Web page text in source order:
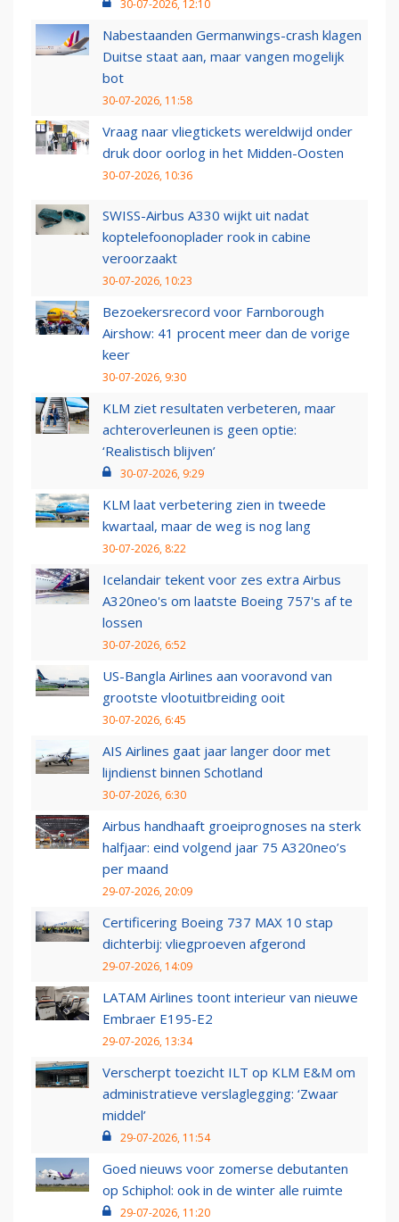
30-07-2026, 12:10
Nabestaanden Germanwings-crash klagen
Duitse staat aan, maar vangen mogelijk
bot
30-07-2026, 11:58
Vraag naar vliegtickets wereldwijd onder
druk door oorlog in het Midden-Oosten
30-07-2026, 10:36
SWISS-Airbus A330 wijkt uit nadat
koptelefoonoplader rook in cabine
veroorzaakt
30-07-2026, 10:23
Bezoekersrecord voor Farnborough
Airshow: 41 procent meer dan de vorige
keer
30-07-2026, 9:30
KLM ziet resultaten verbeteren, maar
achteroverleunen is geen optie:
‘Realistisch blijven’
30-07-2026, 9:29
KLM laat verbetering zien in tweede
kwartaal, maar de weg is nog lang
30-07-2026, 8:22
Icelandair tekent voor zes extra Airbus
A320neo's om laatste Boeing 757's af te
lossen
30-07-2026, 6:52
US-Bangla Airlines aan vooravond van
grootste vlootuitbreiding ooit
30-07-2026, 6:45
AIS Airlines gaat jaar langer door met
lijndienst binnen Schotland
30-07-2026, 6:30
Airbus handhaaft groeiprognoses na sterk
halfjaar: eind volgend jaar 75 A320neo’s
per maand
29-07-2026, 20:09
Certificering Boeing 737 MAX 10 stap
dichterbij: vliegproeven afgerond
29-07-2026, 14:09
LATAM Airlines toont interieur van nieuwe
Embraer E195-E2
29-07-2026, 13:34
Verscherpt toezicht ILT op KLM E&M om
administratieve verslaglegging: ‘Zwaar
middel’
29-07-2026, 11:54
Goed nieuws voor zomerse debutanten
op Schiphol: ook in de winter alle ruimte
29-07-2026, 11:20